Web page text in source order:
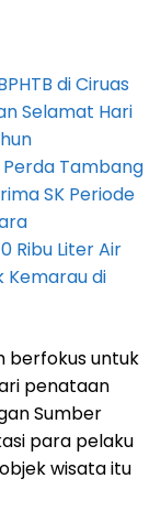
di Ciruas
Selamat Hari
Perda Tambang
SK Periode
Ribu Liter Air
Kemarau di
berfokus untuk
penataan
Sumber
para pelaku
wisata itu